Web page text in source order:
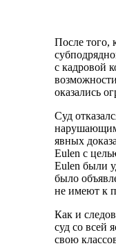
После того,
с кадровой
оказались
Суд
нарушающим
явных
Eulen с
Eulen были
было
не имеют к
Как и
суд со всей
свою